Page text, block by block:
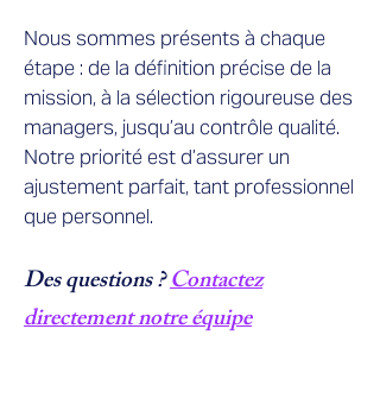
Nous sommes présents à chaque
étape : de la définition précise de la
mission, à la sélection rigoureuse des
managers, jusqu’au contrôle qualité.
Notre priorité est d’assurer un
ajustement parfait, tant professionnel
que personnel.
Des questions ?Contactez
directement notre équipe